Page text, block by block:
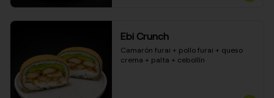
Ebi Crunch
Camarón furai + pollo furai + queso
crema + palta + cebollín